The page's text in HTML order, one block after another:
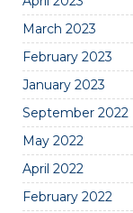
March 2023
February 2023
January 2023
September 2022
May 2022
April 2022
February 2022